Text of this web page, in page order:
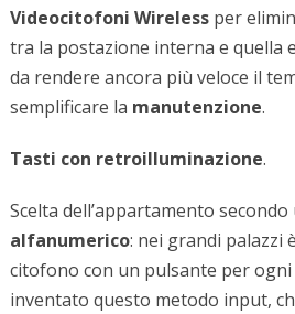
Videocitofoni Wirelessper
tra la postazione interna e quella
da rendere ancora più veloce il
semplificare la manutenzione.
Tasti con retroilluminazione.
Scelta dell’appartamento secondo
alfanumerico: nei grandi palazzi
citofono con un pulsante per
inventato questo metodo input,